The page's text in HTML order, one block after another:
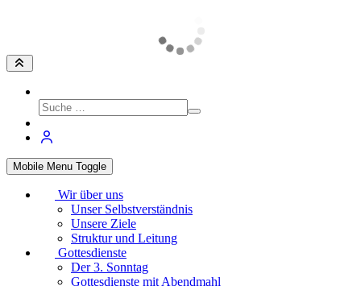
Mobile Menu Toggle
Wir über uns
Unser Selbstverständnis
Unsere Ziele
Struktur und Leitung
Gottesdienste
Der 3. Sonntag
Gottesdienste mit Abendmahl